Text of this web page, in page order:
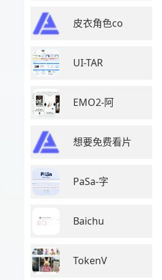
皮衣角色co
UI-TAR
EMO2-阿
想要免费看片
PaSa-字
Baichu
TokenV